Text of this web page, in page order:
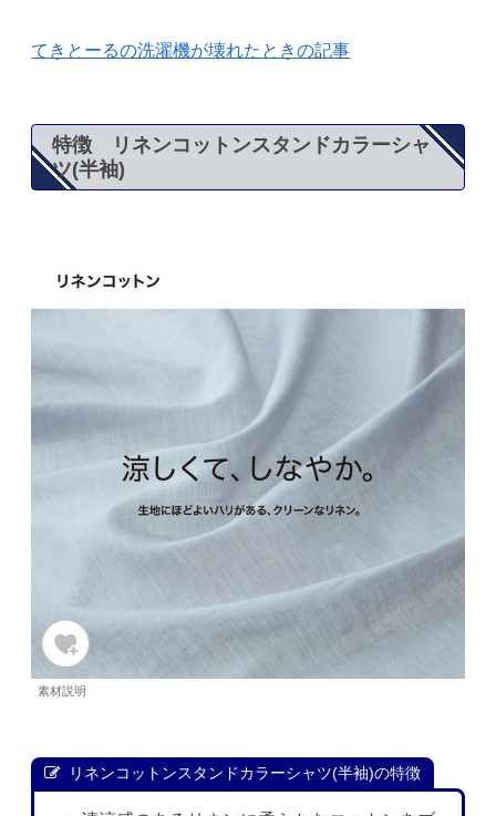
てきとーるの洗濯機が壊れたときの記事
特徴 リネンコットンスタンドカラーシャ
ツ(半袖)
素材説明
リネンコットンスタンドカラーシャツ(半袖)の特徴